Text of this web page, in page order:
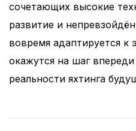
сочетающих высокие
развитие и
вовремя адаптируется к
окажутся на шаг
реальности яхтинга